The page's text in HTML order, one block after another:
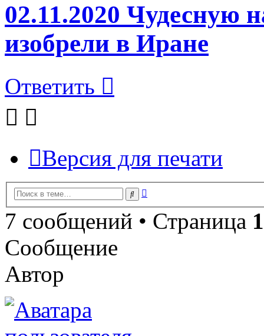
02.11.2020 Чудесную
изобрели в Иране
Ответить
Версия для печати
Поиск
7 сообщений • Страница 1
Сообщение
Автор